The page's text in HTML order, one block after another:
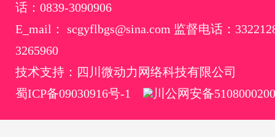
话：0839-3090906
E_mail： scgyflbgs@sina.com 监督电话：
3265960
技术支持：四川微动力网络科技有限公司
蜀ICP备09030916号-1
川公网安备